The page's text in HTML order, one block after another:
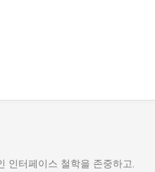
인터페이스 철학을 존중하고,